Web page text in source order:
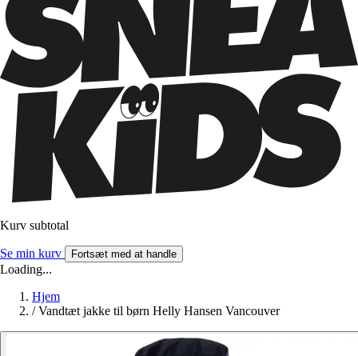
Kurv subtotal
Se min kurv Fortsæt med at handle
Loading...
Hjem
/ Vandtæt jakke til børn Helly Hansen Vancouver